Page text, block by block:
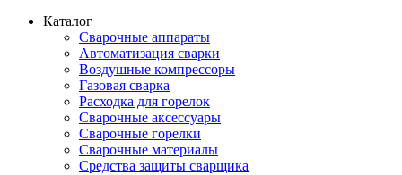
Каталог
Сварочные аппараты
Автоматизация сварки
Воздушные компрессоры
Газовая сварка
Расходка для горелок
Сварочные аксессуары
Сварочные горелки
Сварочные материалы
Средства защиты сварщика